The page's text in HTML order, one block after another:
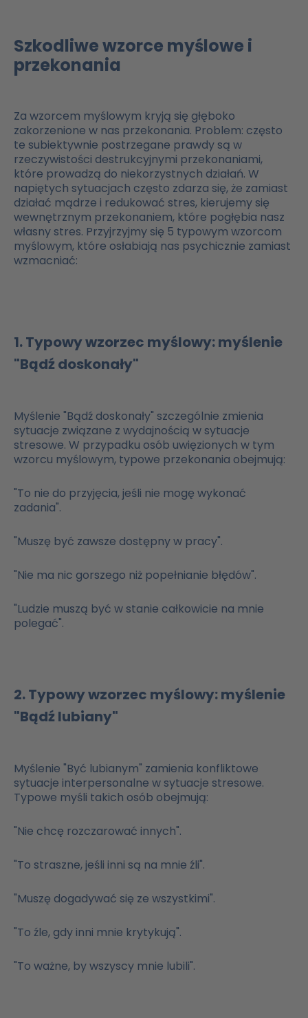
Szkodliwe wzorce myślowe i
przekonania
Za wzorcem myślowym kryją się głęboko
zakorzenione w nas przekonania. Problem: często
te subiektywnie postrzegane prawdy są w
rzeczywistości destrukcyjnymi przekonaniami,
które prowadzą do niekorzystnych działań. W
napiętych sytuacjach często zdarza się, że zamiast
działać mądrze i redukować stres, kierujemy się
wewnętrznym przekonaniem, które pogłębia nasz
własny stres. Przyjrzyjmy się 5 typowym wzorcom
myślowym, które osłabiają nas psychicznie zamiast
wzmacniać:
1. Typowy wzorzec myślowy: myślenie
"Bądź doskonały"
Myślenie "Bądź doskonały" szczególnie zmienia
sytuacje związane z wydajnością w sytuacje
stresowe. W przypadku osób uwięzionych w tym
wzorcu myślowym, typowe przekonania obejmują:
"To nie do przyjęcia, jeśli nie mogę wykonać
zadania".
"Muszę być zawsze dostępny w pracy".
"Nie ma nic gorszego niż popełnianie błędów".
"Ludzie muszą być w stanie całkowicie na mnie
polegać".
2. Typowy wzorzec myślowy: myślenie
"Bądź lubiany"
Myślenie "Być lubianym" zamienia konfliktowe
sytuacje interpersonalne w sytuacje stresowe.
Typowe myśli takich osób obejmują:
"Nie chcę rozczarować innych".
"To straszne, jeśli inni są na mnie źli".
"Muszę dogadywać się ze wszystkimi".
"To źle, gdy inni mnie krytykują".
"To ważne, by wszyscy mnie lubili".